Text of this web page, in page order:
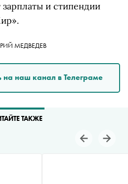
и стипендии
МЕДВЕДЕВ
на наш канал в Телеграме
ТАКЖЕ